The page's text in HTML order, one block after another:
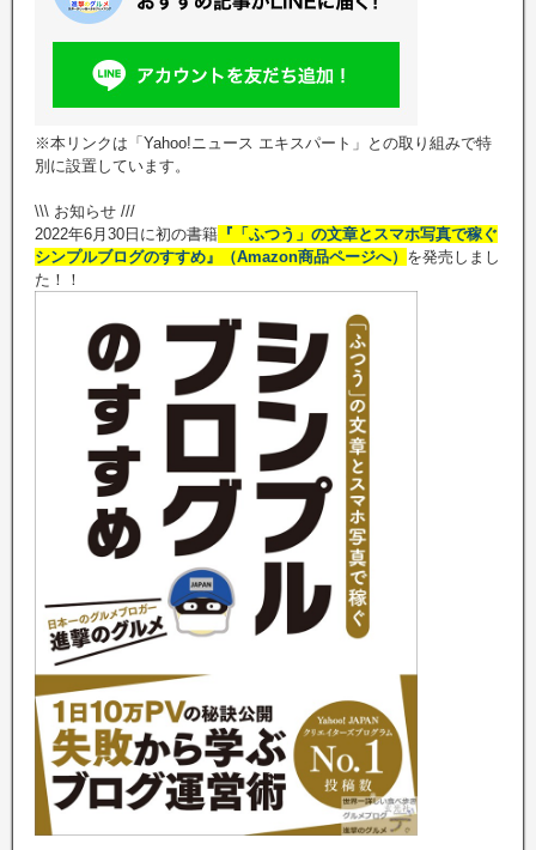
※本リンクは「Yahoo!ニュース エキスパート」との取り組みで特
別に設置しています。
\\\ お知らせ ///
2022年6月30日に初の書籍 『「ふつう」の文章とスマホ写真で稼ぐ
シンプルブログのすすめ』（Amazon商品ページへ） を発売しまし
た！！